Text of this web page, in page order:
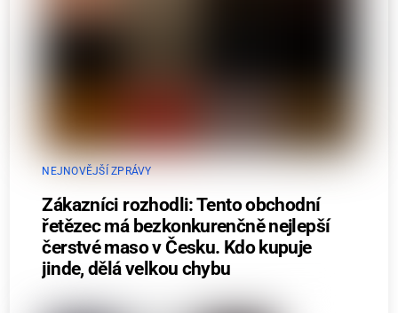
NEJNOVĚJŠÍ ZPRÁVY
Zákazníci rozhodli: Tento obchodní
řetězec má bezkonkurenčně nejlepší
čerstvé maso v Česku. Kdo kupuje
jinde, dělá velkou chybu